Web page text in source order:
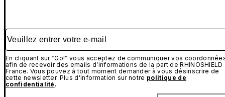
Veuillez entrer votre e-mail
En cliquant sur “Go!” vous acceptez de communiquer vos
afin de recevoir des emails d’informations de la part de RHINOSHIELD
France. Vous pouvez à tout moment demander à vous désinscrire de
cette newsletter. Plus d’information sur notre politique de
confidentialité .